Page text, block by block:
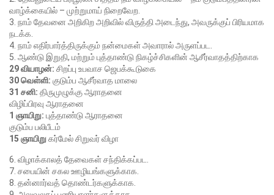
வாழ்க்கையில் – முற்றுமாய் நிறைவேற.
3. நாம் தேவனை அறிகிற அறிவில் விருத்தி அடைந்து, அவருக்குப் பிரியமாக
நடக்க.
4. நாம் எதிர்பார்த்திருக்கும் நன்மைகள் அவாரால் அருளப்பட.
5. ஆண்டு இறுதி, மற்றும் புத்தாண்டு நிகழ்ச்சிகளின் ஆசீர்வாதத்திற்காக
29 வியாழன்: சிறப்பு உபவாச ஜெபக்கூடுகை
30 வெள்ளி: குடும்ப ஆசீர்வாத மாலை
31 சனி: திருமுழுக்கு ஆராதனை
விழிப்பிரவு ஆராதனை
1 ஞாயிறு: புத்தாண்டு ஆராதனை
குடும்ப பலிபீடம்
15 ஞாயிறு கர்மேல் சிறுவர் விழா
6. விழாக்காலத் தேவைகள் சந்திக்கப்பட.
7. சபையின் சகல ஊழியங்களுக்காக.
8. தன்னார்வத் தொண்டர்களுக்காக.